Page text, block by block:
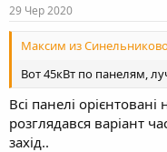
29 Чер 2020
Максим из
Вот 45кВт по панелям,
Всі панелі
розглядався варіант
захід..